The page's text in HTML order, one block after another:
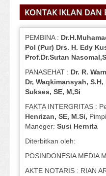
KONTAK IKLAN DAN
PEMBINA :
Pol (Pur) Drs. H. Edy
Prof.Dr.Sutan
PANASEHAT : Dr. R.
Dr, Waqkimansyah, S.H,
Sukses, SE, M,Si
FAKTA INTERGRITAS :
Henrizan, SE, M.Si,
Maneger: Susi Hernita
Diterbitkan oleh:
POSINDONESIA MEDIA
AKTE NOTARIS : RIAN